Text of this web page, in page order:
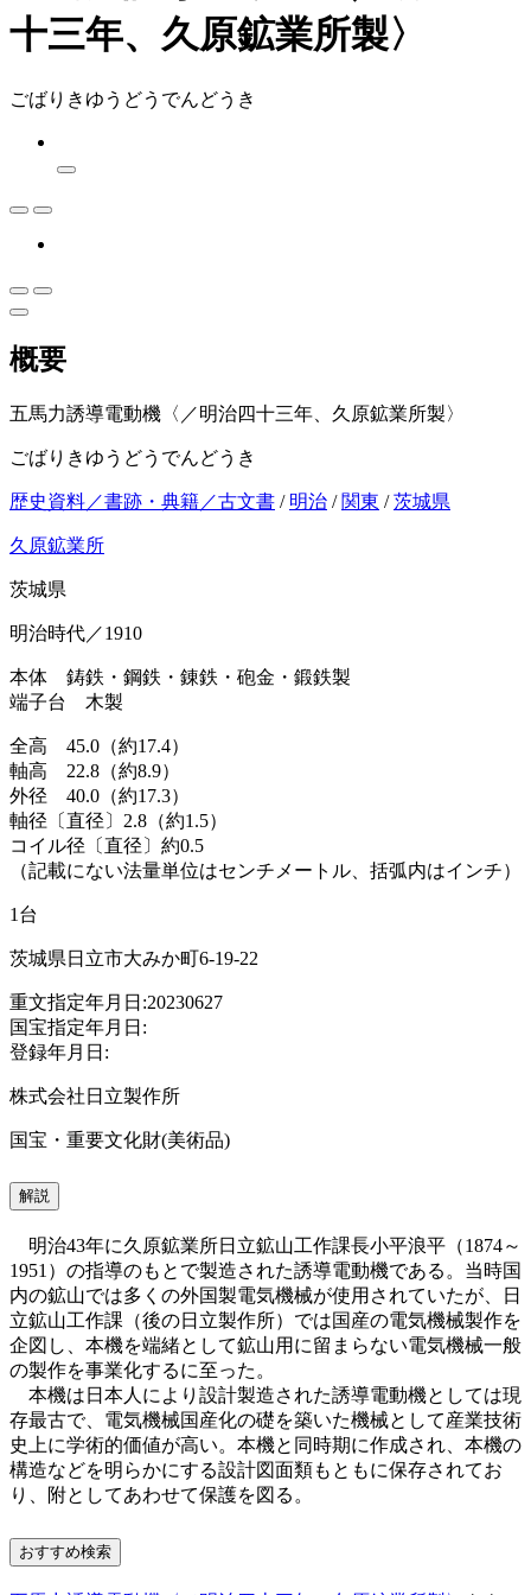
十三年、久原鉱業所製〉
ごばりきゆうどうでんどうき
概要
五馬力誘導電動機〈／明治四十三年、久原鉱業所製〉
ごばりきゆうどうでんどうき
歴史資料／書跡・典籍／古文書 / 明治 / 関東 /茨城県
久原鉱業所
茨城県
明治時代／1910
本体 鋳鉄・鋼鉄・錬鉄・砲金・鍛鉄製
端子台 木製
全高 45.0（約17.4）
軸高 22.8（約8.9）
外径 40.0（約17.3）
軸径〔直径〕2.8（約1.5）
コイル径〔直径〕約0.5
（記載にない法量単位はセンチメートル、括弧内はインチ）
1台
茨城県日立市大みか町6-19-22
重文指定年月日:20230627
国宝指定年月日:
登録年月日:
株式会社日立製作所
国宝・重要文化財(美術品)
解説
明治43年に久原鉱業所日立鉱山工作課長小平浪平（1874～
1951）の指導のもとで製造された誘導電動機である。当時国
内の鉱山では多くの外国製電気機械が使用されていたが、日
立鉱山工作課（後の日立製作所）では国産の電気機械製作を
企図し、本機を端緒として鉱山用に留まらない電気機械一般
の製作を事業化するに至った。
本機は日本人により設計製造された誘導電動機としては現
存最古で、電気機械国産化の礎を築いた機械として産業技術
史上に学術的価値が高い。本機と同時期に作成され、本機の
構造などを明らかにする設計図面類もともに保存されてお
り、附としてあわせて保護を図る。
おすすめ検索